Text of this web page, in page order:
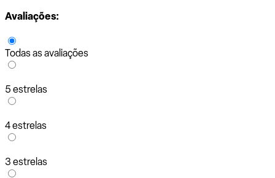
Avaliações:
Todas as avaliações
5 estrelas
4 estrelas
3 estrelas